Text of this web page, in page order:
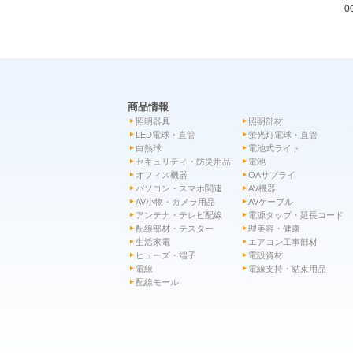
商品情報
照明器具
照明部材
LED電球・直管
蛍光灯電球・直管
白熱球
電池式ライト
セキュリティ・防災用品
電池
オフィス機器
OAサプライ
パソコン・スマホ関連
AV機器
AV小物・カメラ用品
AVケーブル
アンテナ・テレビ配線
電源タップ・延長コード
配線部材・テスター
理美容・健康
生活家電
エアコン工事部材
ヒューズ・端子
電設資材
電線
電線支持・結束用品
配線モール